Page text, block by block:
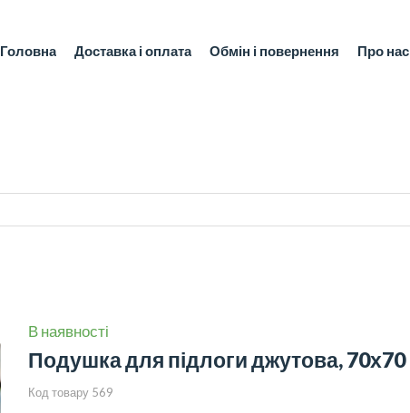
Головна
Доставка і оплата Обмін і повернення Про нас
В наявності
Подушка для підлоги джутова, 70х70
Код товару 569